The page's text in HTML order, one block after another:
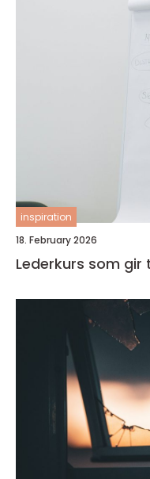
inspiration
18. February 2026
Lederkurs som